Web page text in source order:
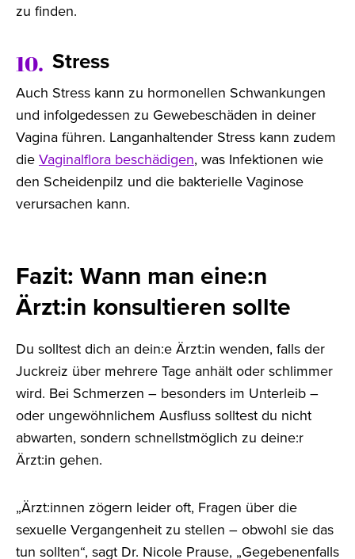
zu finden.
10. Stress
Auch Stress kann zu hormonellen Schwankungen
und infolgedessen zu Gewebeschäden in deiner
Vagina führen. Langanhaltender Stress kann zudem
die Vaginalflora beschädigen, was Infektionen wie
den Scheidenpilz und die bakterielle Vaginose
verursachen kann.
Fazit: Wann man eine:n
Ärzt:in konsultieren sollte
Du solltest dich an dein:e Ärzt:in wenden, falls der
Juckreiz über mehrere Tage anhält oder schlimmer
wird. Bei Schmerzen – besonders im Unterleib –
oder ungewöhnlichem Ausfluss solltest du nicht
abwarten, sondern schnellstmöglich zu deine:r
Ärzt:in gehen.
„Ärzt:innen zögern leider oft, Fragen über die
sexuelle Vergangenheit zu stellen – obwohl sie das
tun sollten“, sagt Dr. Nicole Prause, „Gegebenenfalls